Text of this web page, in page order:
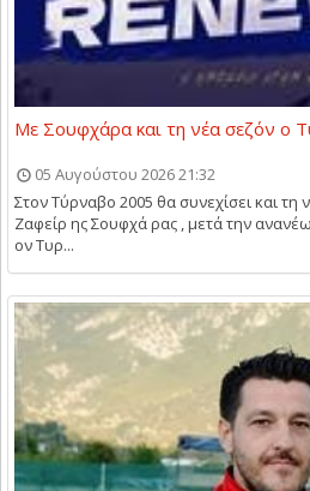
Με Σουφχάρα και τη νέα σεζόν ο
05 Αυγούστου 2026 21:32
Στον Τύρναβο 2005 θα συνεχίσει και τη
Ζαφείρ ης Σουφχά ρας , μετά την
ον Τυρ...